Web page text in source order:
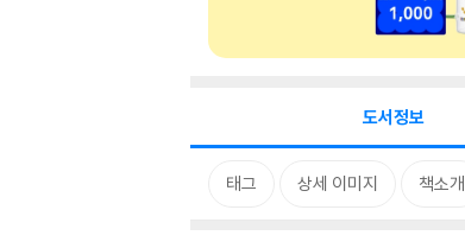
도서정보
태그 상세 이미지 책소개